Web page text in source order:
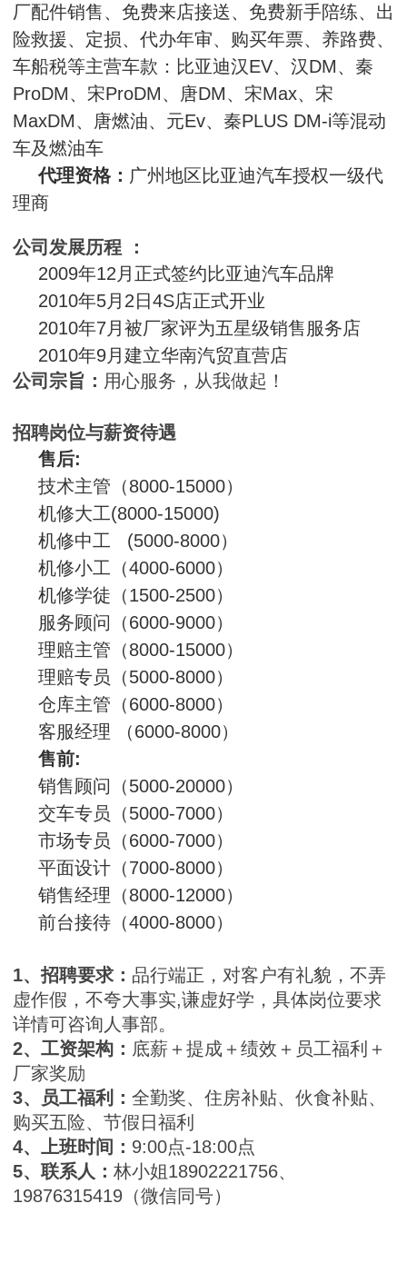
厂配件销售、免费来店接送、免费新手陪练、出
险救援、定损、代办年审、购买年票、养路费、
车船税等主营车款：比亚迪汉EV、汉DM、秦
ProDM、宋ProDM、唐DM、宋Max、宋
MaxDM、唐燃油、元Ev、秦PLUS DM-i等混动
车及燃油车
代理资格： 广州地区比亚迪汽车授权一级代
理商
公司发展历程 ：
2009年12月正式签约比亚迪汽车品牌
2010年5月2日4S店正式开业
2010年7月被厂家评为五星级销售服务店
2010年9月建立华南汽贸直营店
公司宗旨： 用心服务，从我做起！
招聘岗位与薪资待遇
售后:
技术主管（8000-15000）
机修大工(8000-15000)
机修中工 (5000-8000）
机修小工（4000-6000）
机修学徒（1500-2500）
服务顾问（6000-9000）
理赔主管（8000-15000）
理赔专员（5000-8000）
仓库主管（6000-8000）
客服经理 （6000-8000）
售前:
销售顾问（5000-20000）
交车专员（5000-7000）
市场专员（6000-7000）
平面设计（7000-8000）
销售经理（8000-12000）
前台接待（4000-8000）
1、招聘要求： 品行端正，对客户有礼貌，不弄
虚作假，不夸大事实,谦虚好学，具体岗位要求
详情可咨询人事部。
2、工资架构： 底薪＋提成＋绩效＋员工福利＋
厂家奖励
3、员工福利： 全勤奖、住房补贴、伙食补贴、
购买五险、节假日福利
4、上班时间： 9:00点-18:00点
5、联系人： 林小姐18902221756、
19876315419（微信同号）